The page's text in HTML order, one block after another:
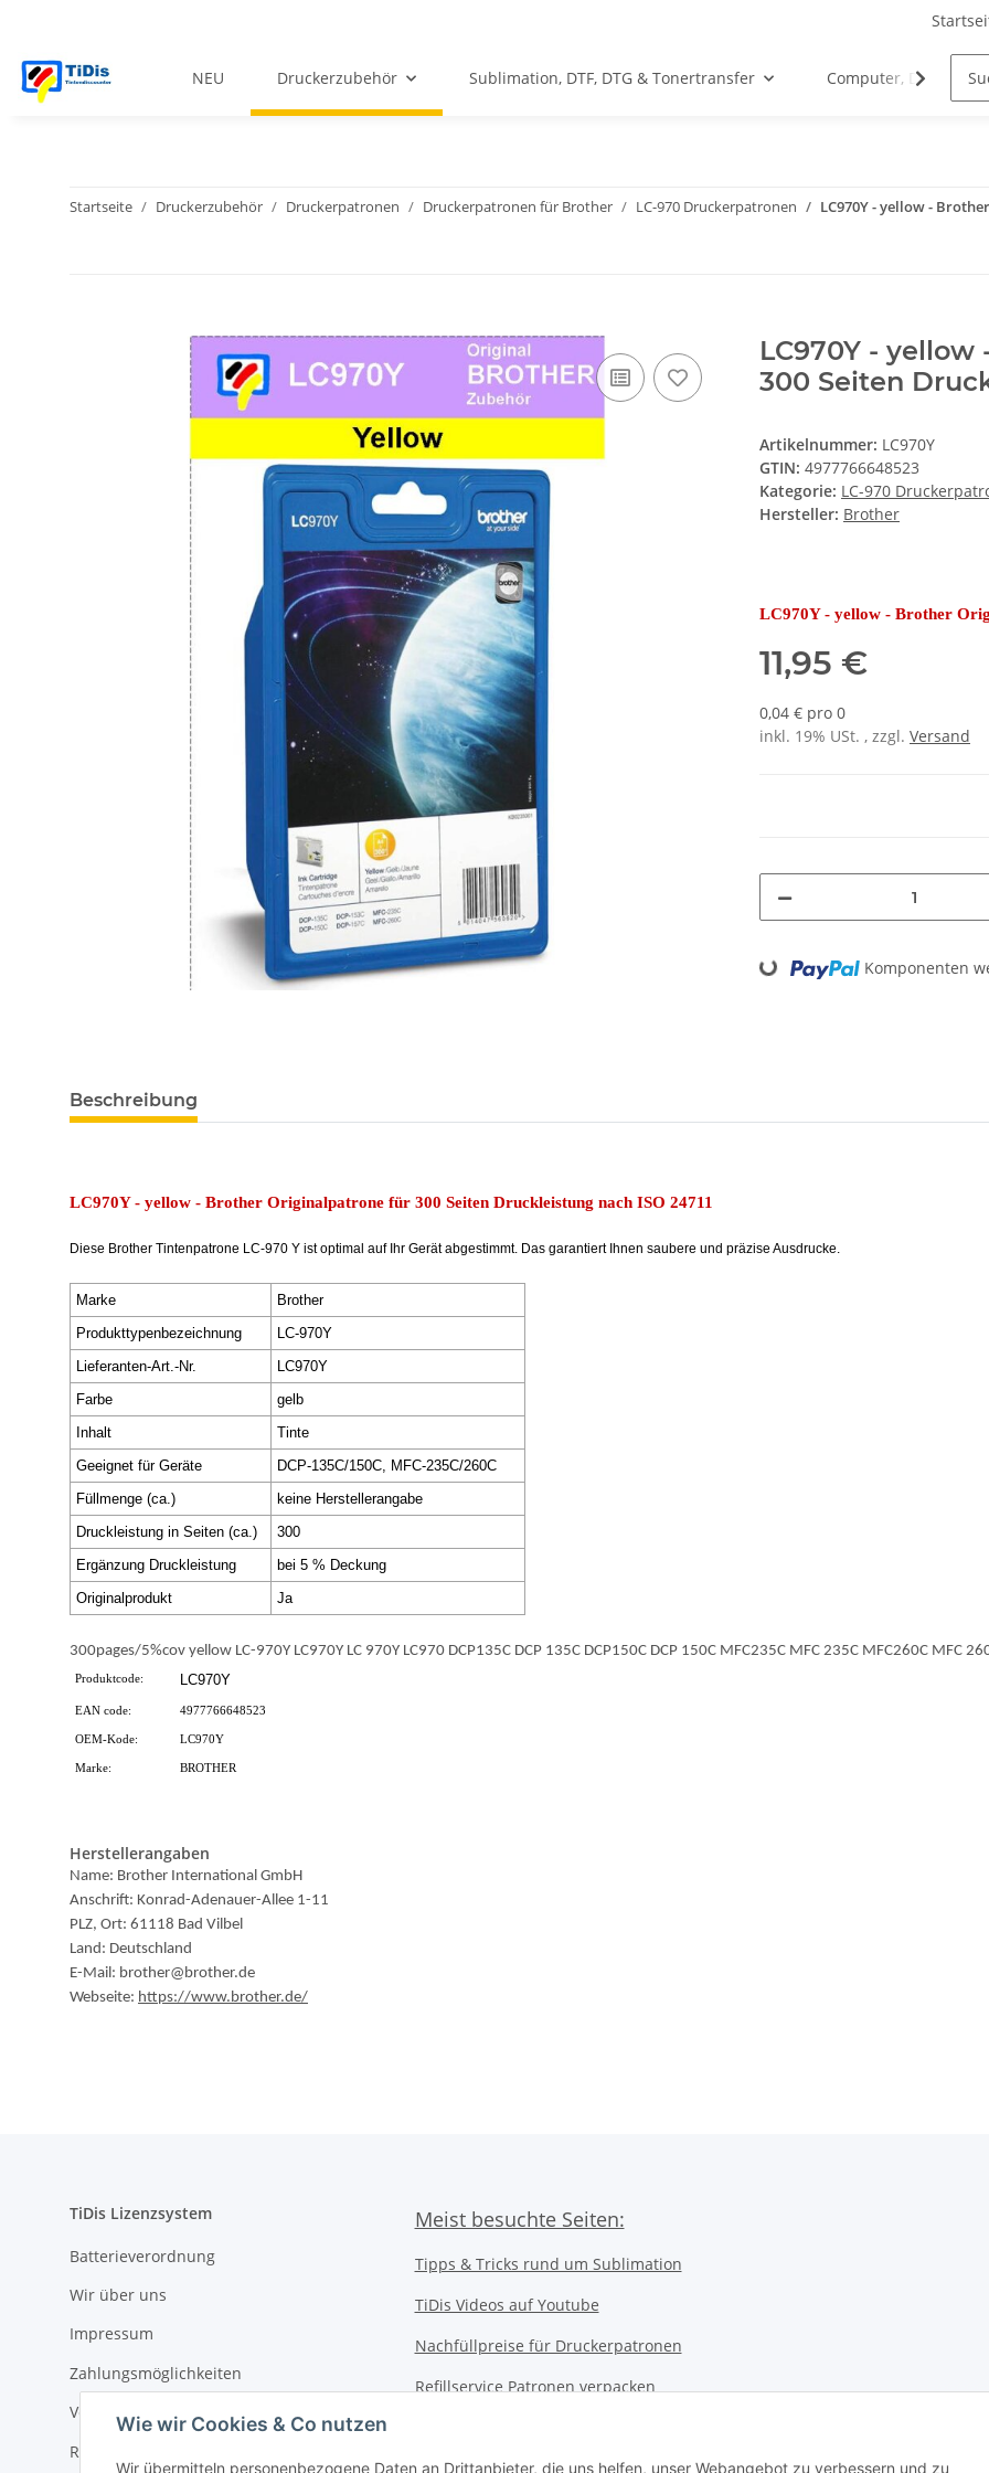
NEU Druckerzubehör Sublimation, DTF, DTG & Tonertransfer Computer, Drucker &
Startseite Druckerzubehör Druckerpatronen Druckerpatronen für Brother LC-970 Druckerpatronen LC970Y - yellow -
LC970Y -
300 Seiten
Artikelnummer: LC970Y
GTIN: 4977766648523
Kategorie: LC-970
Hersteller: Brother
LC970Y - yellow - Brother
11,95 €
0,04 € pro 0
inkl. 19% USt. , zzgl. Versand
Loading... Komponenten
Beschreibung
LC970Y - yellow - Brother Originalpatrone für 300 Seiten Druckleistung nach ISO 24711
Diese Brother Tintenpatrone LC-970 Y ist optimal auf Ihr Gerät abgestimmt. Das garantiert Ihnen saubere und präzise Ausdrucke.
Marke
Brother
Produkttypenbezeichnung
LC-970Y
Lieferanten-Art.-Nr.
LC970Y
Farbe
gelb
Inhalt
Tinte
Geeignet für Geräte
DCP-135C/150C, MFC-235C/260C
Füllmenge (ca.)
keine Herstellerangabe
Druckleistung in Seiten (ca.)
300
Ergänzung Druckleistung
bei 5 % Deckung
Originalprodukt
Ja
300pages/5%cov yellow LC-970Y LC970Y LC 970Y LC970 DCP135C DCP 135C DCP150C DCP 150C MFC235C MFC 235C MFC260C MFC
Produktcode: LC970Y
EAN code: 4977766648523
OEM-Kode: LC970Y
Marke: BROTHER
Herstellerangaben
Name: Brother International GmbH
Anschrift: Konrad-Adenauer-Allee 1-11
PLZ, Ort: 61118 Bad Vilbel
Land: Deutschland
E-Mail: brother@brother.de
Webseite: https://www.brother.de/
TiDis Lizenzsystem
Batterieverordnung
Wir über uns
Impressum
Zahlungsmöglichkeiten
Versandkosten
Retouren / Rückgabe
Meist besuchte Seiten:
Tipps & Tricks rund um Sublimation
TiDis Videos auf Youtube
Nachfüllpreise für Druckerpatronen
Refillservice Patronen verpacken
TiDis PC & Notebookwerkstatt
Wie wir Cookies & Co nutzen
Wir übermitteln personenbezogene Daten an Drittanbieter, die uns helfen, unser Webangebot zu verbessern und zu